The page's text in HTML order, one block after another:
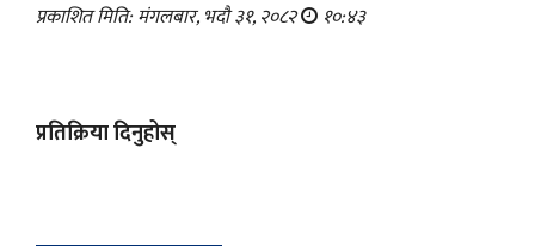
प्रकाशित मिति: मंगलबार, भदौ ३१, २०८२ १०:४३
प्रतिक्रिया दिनुहोस्